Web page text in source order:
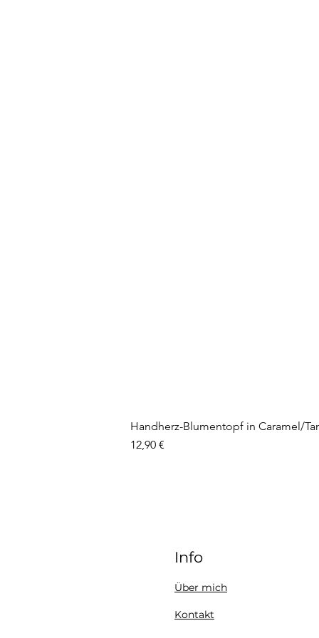
Handherz-Blumentopf in Caramel/
Preis
12,90 €
Info
Über mich
Kontakt